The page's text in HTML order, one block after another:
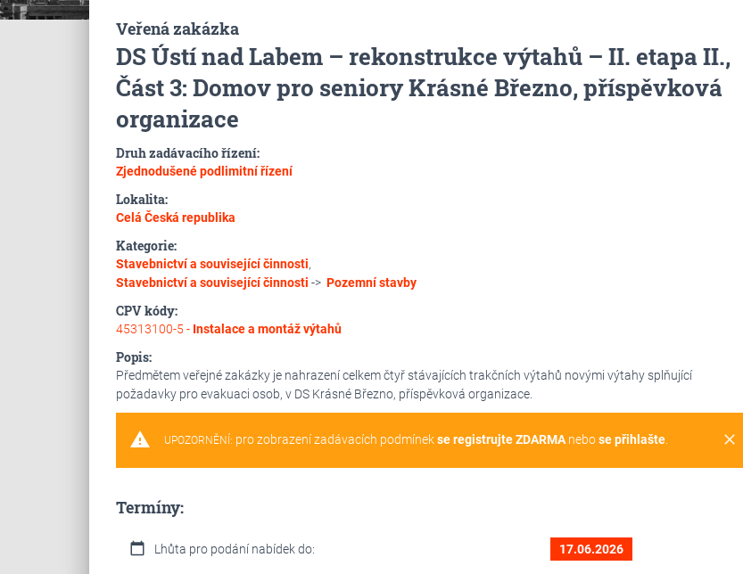
Veřená zakázka
DS Ústí nad Labem – rekonstrukce výtahů – II. etapa II.,
Část 3: Domov pro seniory Krásné Březno, příspěvková
organizace
Druh zadávacího řízení:
Zjednodušené podlimitní řízení
Lokalita:
Celá Česká republika
Kategorie:
Stavebnictví a související činnosti,
Stavebnictví a související činnosti -> Pozemní stavby
CPV kódy:
45313100-5 - Instalace a montáž výtahů
Popis:
Předmětem veřejné zakázky je nahrazení celkem čtyř stávajících trakčních výtahů novými výtahy splňující
požadavky pro evakuaci osob, v DS Krásné Březno, příspěvková organizace.
warning clear
UPOZORNĚNÍ: pro zobrazení zadávacích podmínekse registrujte ZDARMAnebose přihlašte.
Termíny:
calendar_today Lhůta pro podání nabídek do: 17.06.2026